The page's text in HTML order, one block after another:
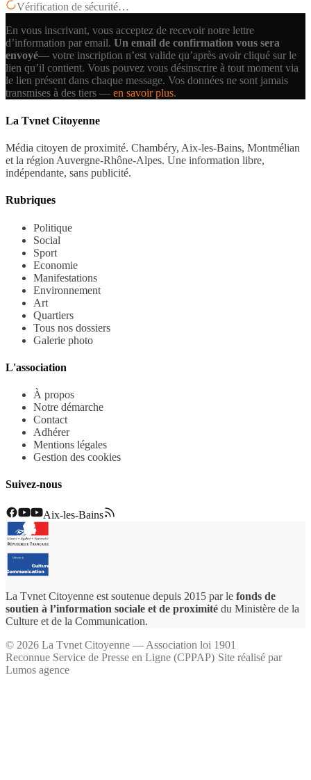
Vérification de sécurité…
En vous inscrivant, vous acceptez de recevoir notre lettre
d’information par email. Un email de confirmation vous sera
envoyé— votre inscription n’est valide qu’après avoir cliqué sur le
lien qu’il contient. Vous pouvez vous désinscrire à tout moment via
le lien présent dans chaque message. Vos données ne sont jamais
transmises à des tiers — en savoir plus.
La Tvnet Citoyenne
Média citoyen de proximité. Chambéry, Aix-les-Bains, Montmélian
et la région Auvergne-Rhône-Alpes. Une information libre,
indépendante, sans publicité.
Rubriques
Politique
Social
Sport
Economie
Manifestations
Environnement
Art
Quartiers
Tous nos dossiers
Galerie photo
L'association
À propos
Notre démarche
Contact
Adhérer
Mentions légales
Gestion des cookies
Suivez-nous
Aix-les-Bains
La Tvnet Citoyenne est soutenue depuis 2015 par le fonds de
soutien à l’information sociale et de proximité du Ministère de la
Culture et de la Communication.
© 2026 La Tvnet Citoyenne — Association loi 1901
Reconnue Service de Presse en Ligne (CPPAP)·Site réalisé par
Lumos agence